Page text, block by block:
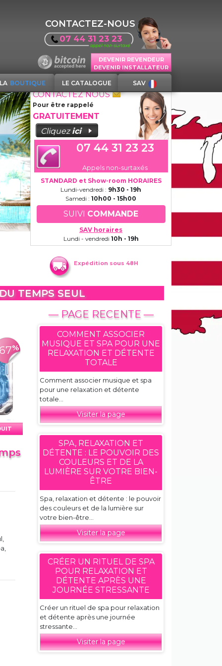
CONTACTEZ-NOUS
07 44 31 23 23
DEVENIR REVENDEUR
DEVENIR INSTALLATEUR
LA BOUTIQUE LE CATALOGUE SAV
CONTACTEZ NOUS
Pour être rappelé
GRATUITEMENT
Cliquezici
07 44 31 23 23
Appels non-surtaxés
STANDARD et Show-room HORAIRES
Lundi-vendredi : 9h30 - 19h
Samedi : 10h00 - 15h00
SUIVI COMMANDE
SAV horaires
Lundi - vendredi 10h - 19h
Expédition sous 48H
TEMPS SEUL
%
— PAGE RECENTE —
COMMENT ASSOCIER
MUSIQUE ET SPA POUR UNE
RELAXATION ET DÉTENTE
TOTALE
Comment associer musique et spa
pour une relaxation et détente
totale...
Visiter la page
SPA, RELAXATION ET
DÉTENTE : LE POUVOIR DES
COULEURS ET DE LA
LUMIÈRE SUR VOTRE BIEN-
ÊTRE
Spa, relaxation et détente : le pouvoir
des couleurs et de la lumière sur
votre bien-être...
Visiter la page
CRÉER UN RITUEL DE SPA
POUR RELAXATION ET
DÉTENTE APRÈS UNE
JOURNÉE STRESSANTE
Créer un rituel de spa pour relaxation
et détente après une journée
stressante...
Visiter la page